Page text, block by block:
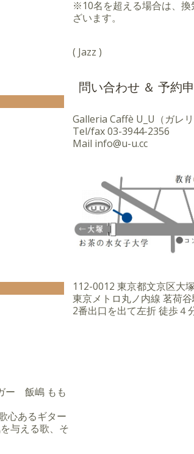
を移し、
アシスタン
所属。
い、 短編映
ネチア、ベ
特別賞
賞受賞。
位、2013年
ばれブルー
Fusion
ー 飯嶋 もも
心あるギター
与える歌、そ
※10名を超える場合は、換
ざいます。
( Jazz )
問い合わせ ＆ 予約
Galleria Caffè U_U（ガレリ
Tel/fax03-3944-2356
Mail info@u-u.cc
112-0012 東京都文京区大
東京メトロ丸ノ内線 茗荷
2番出口を出て左折 徒歩４